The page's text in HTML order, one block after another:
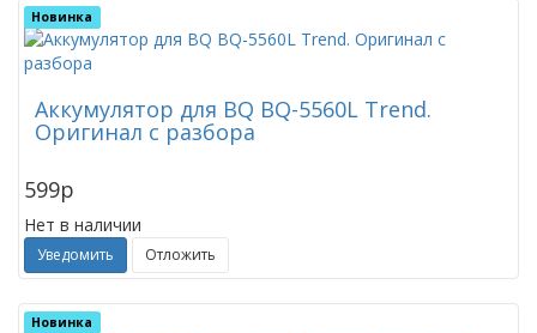
Новинка
Аккумулятор для BQ BQ-5560L Trend.
Оригинал с разбора
599p
Нет в наличии
Уведомить Отложить
Новинка